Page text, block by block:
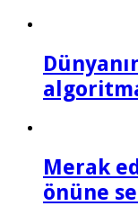
Merak
önüne